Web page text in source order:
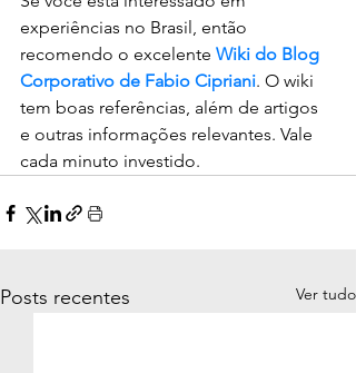
experiências no Brasil, então
recomendo o excelente Wiki do Blog
Corporativo de Fabio Cipriani. O wiki
tem boas referências, além de artigos
e outras informações relevantes. Vale
cada minuto investido.
Posts recentes Ver tudo